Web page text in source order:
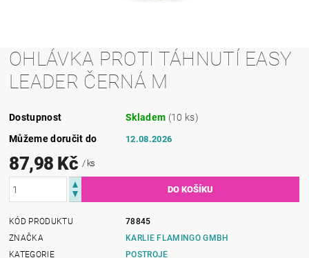
OHLÁVKA PROTI TÁHNUTÍ EASY
LEADER ČERNÁ M
Dostupnost Skladem (10 ks)
Můžeme doručit do
12.08.2026
87,98 Kč / ks
KÓD PRODUKTU
78845
ZNAČKA
KARLIE FLAMINGO GMBH
KATEGORIE
POSTROJE